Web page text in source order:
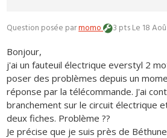
Question posée parmomo 3 ptsLe 18
Bonjour,
j'ai un fauteuil électrique everstyl 2
poser des problèmes depuis un
réponse par la télécommande. J'ai
branchement sur le circuit électrique
deux fiches. Problème ??
Je précise que je suis près de